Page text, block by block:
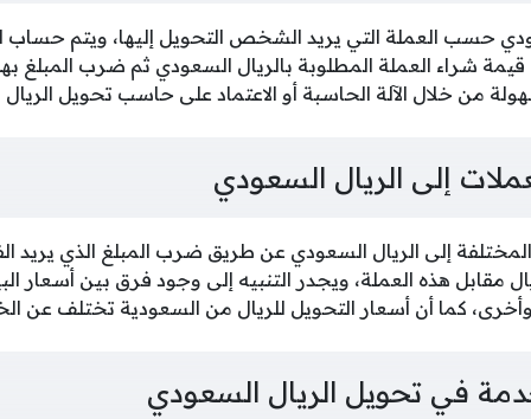
حسب العملة التي يريد الشخص التحويل إليها، ويتم حساب
شراء العملة المطلوبة بالريال السعودي ثم ضرب المبلغ
من خلال الآلة الحاسبة أو الاعتماد على حاسب تحويل الريال
إلى الريال السعودي
إلى الريال السعودي عن طريق ضرب المبلغ الذي يريد
مقابل هذه العملة، ويجدر التنبيه إلى وجود فرق بين أسعار
كما أن أسعار التحويل للريال من السعودية تختلف عن
في تحويل الريال السعودي